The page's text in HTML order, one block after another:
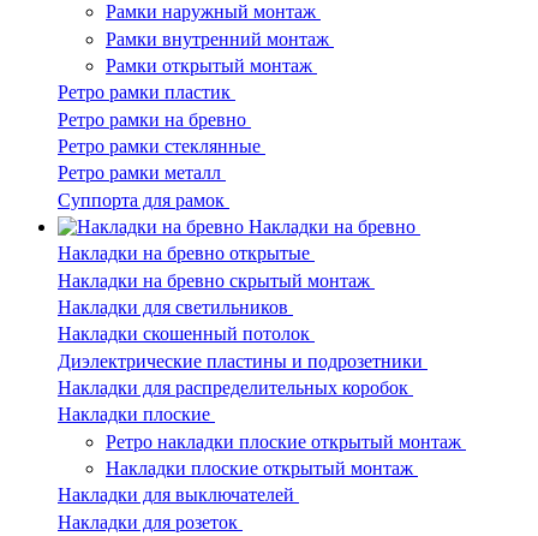
Рамки наружный монтаж
Рамки внутренний монтаж
Рамки открытый монтаж
Ретро рамки пластик
Ретро рамки на бревно
Ретро рамки стеклянные
Ретро рамки металл
Суппорта для рамок
Накладки на бревно
Накладки на бревно открытые
Накладки на бревно скрытый монтаж
Накладки для светильников
Накладки скошенный потолок
Диэлектрические пластины и подрозетники
Накладки для распределительных коробок
Накладки плоские
Ретро накладки плоские открытый монтаж
Накладки плоские открытый монтаж
Накладки для выключателей
Накладки для розеток